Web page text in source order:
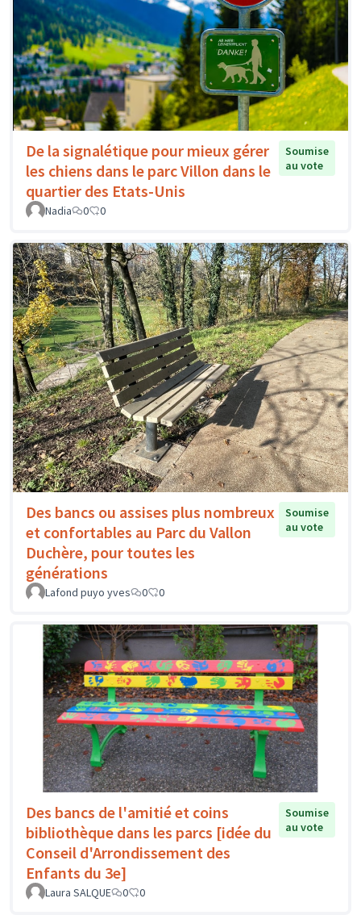
De la signalétique pour mieux gérer
les chiens dans le parc Villon dans le
quartier des Etats-Unis
Soumise
au vote
Nadia 0 0
Des bancs ou assises plus nombreux
et confortables au Parc du Vallon
Duchère, pour toutes les
générations
Soumise
au vote
Lafond puyo yves 0 0
Des bancs de l'amitié et coins
bibliothèque dans les parcs [idée du
Conseil d'Arrondissement des
Enfants du 3e]
Soumise
au vote
Laura SALQUE 0 0